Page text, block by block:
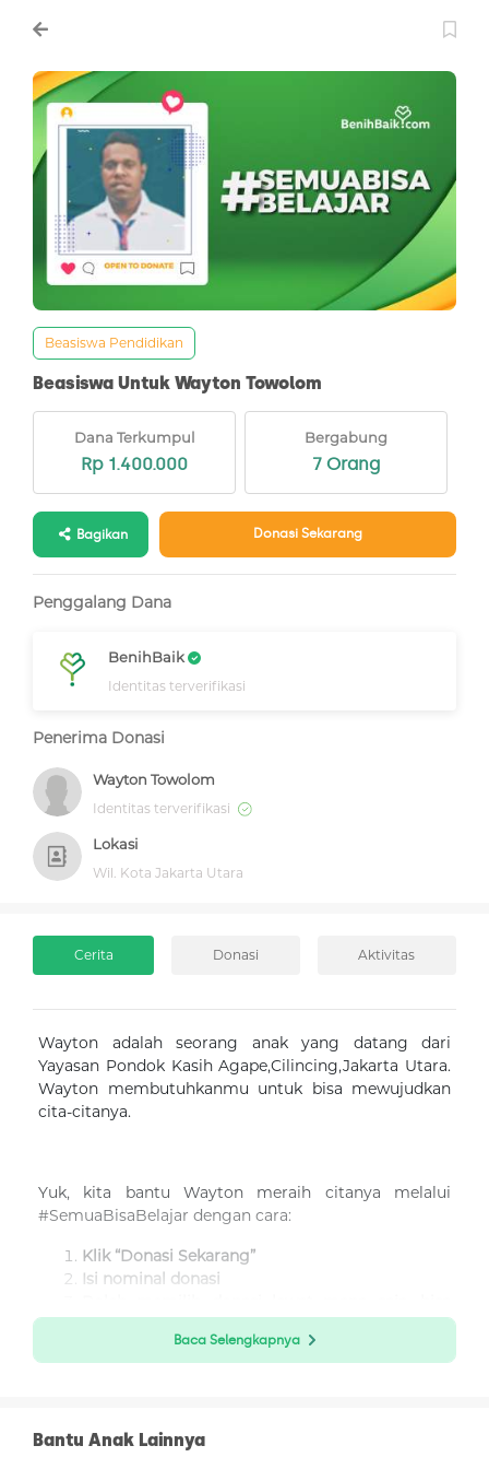
Beasiswa Pendidikan
Beasiswa Untuk Wayton Towolom
Dana Terkumpul
Rp 1.400.000
Bergabung
7 Orang
Bagikan Donasi Sekarang
Penggalang Dana
BenihBaik
Identitas terverifikasi
Penerima Donasi
Wayton Towolom
Identitas terverifikasi
Lokasi
Wil. Kota Jakarta Utara
Cerita Donasi Aktivitas
Wayton adalah seorang anak yang datang dari
Yayasan Pondok Kasih Agape,Cilincing,Jakarta Utara.
Wayton membutuhkanmu untuk bisa mewujudkan
cita-citanya.
Yuk, kita bantu Wayton meraih citanya melalui
#SemuaBisaBelajar dengan cara:
Klik “Donasi Sekarang”
Isi nominal donasi
GoPay, Sakuku, BRI E-Pay dan BCA Klik-Pay.
Baca Selengkapnya
Bantu Anak Lainnya